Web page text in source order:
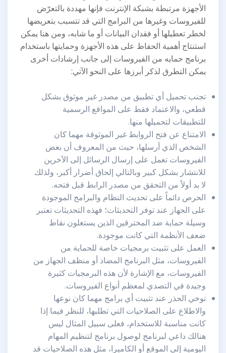
الأجهزة مرتبطة بشبكة الإنترنت فإنها مهددة بالتعرّض
للفيروسات وغيرها من البرامج التي قد تتسبب بتعريضها
لخطر تعطيلها أو فقدان البيانات أو ما شابه، ومن هنا يمكن
استنتاج أهمية الحفاظ على هذه الأجهزة وحمايتها باستخدام
برنامج حمايه من الفيروسات إلى جانب إرشادات أخرى
يمكن التطرق لذكر أبرزها على النحو الآتي:
تجنب تحميل أي تطبيق من مصدر غير موثوق بشكل
قطعي، والاعتماد فقط على المواقع الرسمية
للتطبيقات لتحميلها منها.
الامتناع عن فتح الروابط غير الموثوقة مهما كان
الشخص الذي أرسلها، حيث من المعروف أن بعض
الفيروسات تعمل على إرسال الرسائل إلى الآخرين
للانتشار بشكل كبير وبالتالي إلحاق أضرار أكبر، ولذلك
لا بد أولاً من التحقق من مصدر الرابط قبل فتحه.
الحرص دائماً على تحديث النظام والبرامج الموجودة
على الجهاز عند توفر التحديثات؛ فهذه التحديثات تعتبر
وسيلة حماية ضد المخترقين الذين يستغلون نقاط
ضعف الأنظمة التي كانت موجودة.
العمل على تثبيت برمجيات خاصة للحماية من
الفيروسات، مثل البرنامج المضاد أو منظف الجهاز من
الفيروسات، مع الإشارة لأن هذه البرمجيات كثيرة
وجيدة في التصدي لمعظم أنواع الفيروسات.
توخي الحذر عند تثبيت أي برامج مهما كان نوعها
والاطلاع على الصلاحيات التي تطلبها، للنظر فيما إذا
كانت مناسبة للاستخدام، فعلى سبيل المثال ليس
هنالك داعي لبرنامج لوصول برنامج لتنظيم المهام
اليومية إلى الموقع أو الكاميرا، مثل هذه الصلاحيات قد